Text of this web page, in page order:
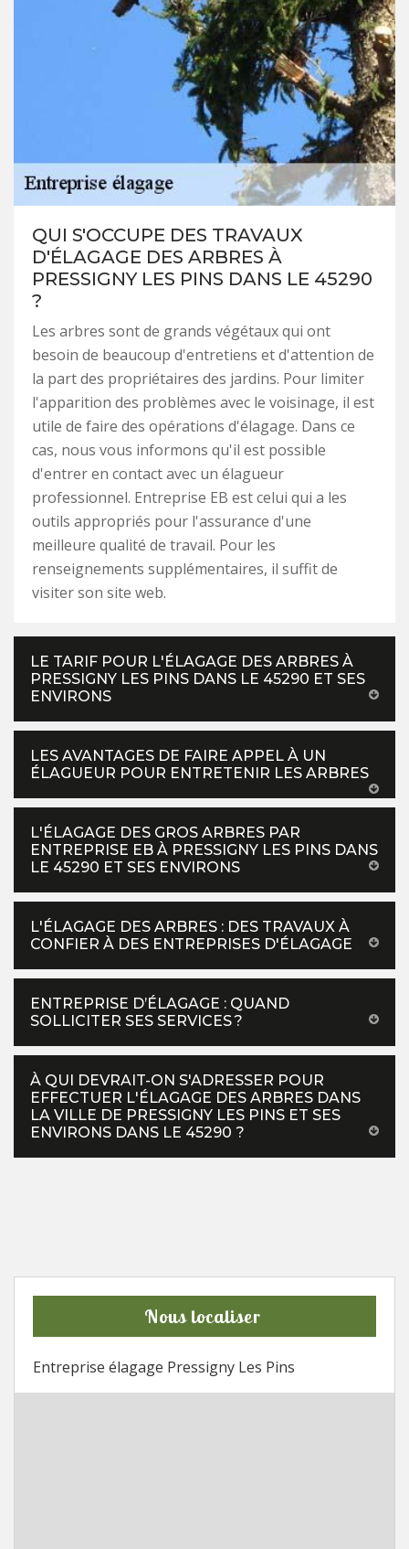
QUI S'OCCUPE DES TRAVAUX
D'ÉLAGAGE DES ARBRES À
PRESSIGNY LES PINS DANS LE 45290
?
Les arbres sont de grands végétaux qui ont
besoin de beaucoup d'entretiens et d'attention de
la part des propriétaires des jardins. Pour limiter
l'apparition des problèmes avec le voisinage, il est
utile de faire des opérations d'élagage. Dans ce
cas, nous vous informons qu'il est possible
d'entrer en contact avec un élagueur
professionnel. Entreprise EB est celui qui a les
outils appropriés pour l'assurance d'une
meilleure qualité de travail. Pour les
renseignements supplémentaires, il suffit de
visiter son site web.
LE TARIF POUR L'ÉLAGAGE DES ARBRES À
PRESSIGNY LES PINS DANS LE 45290 ET SES
ENVIRONS
LES AVANTAGES DE FAIRE APPEL À UN
ÉLAGUEUR POUR ENTRETENIR LES ARBRES
L'ÉLAGAGE DES GROS ARBRES PAR
ENTREPRISE EB À PRESSIGNY LES PINS DANS
LE 45290 ET SES ENVIRONS
L'ÉLAGAGE DES ARBRES : DES TRAVAUX À
CONFIER À DES ENTREPRISES D'ÉLAGAGE
ENTREPRISE D’ÉLAGAGE : QUAND
SOLLICITER SES SERVICES ?
À QUI DEVRAIT-ON S'ADRESSER POUR
EFFECTUER L'ÉLAGAGE DES ARBRES DANS
LA VILLE DE PRESSIGNY LES PINS ET SES
ENVIRONS DANS LE 45290 ?
Nous localiser
Entreprise élagage Pressigny Les Pins